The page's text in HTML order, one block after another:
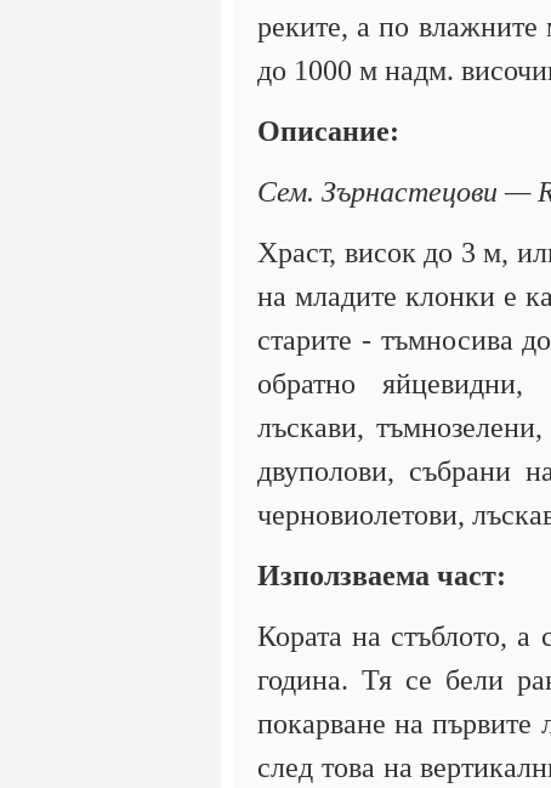
реките, а по влажните
до 1000 м надм.
Описание:
Сем. Зърнастецови —
Храст, висок до 3 м,
на младите клонки е
старите - тъмносива
обратно яйцевидни,
лъскави,
двуполови, събрани
черновиолетови,
Използваема част:
Кората на стъблото,
година. Тя се бели
покарване на първите
след това на